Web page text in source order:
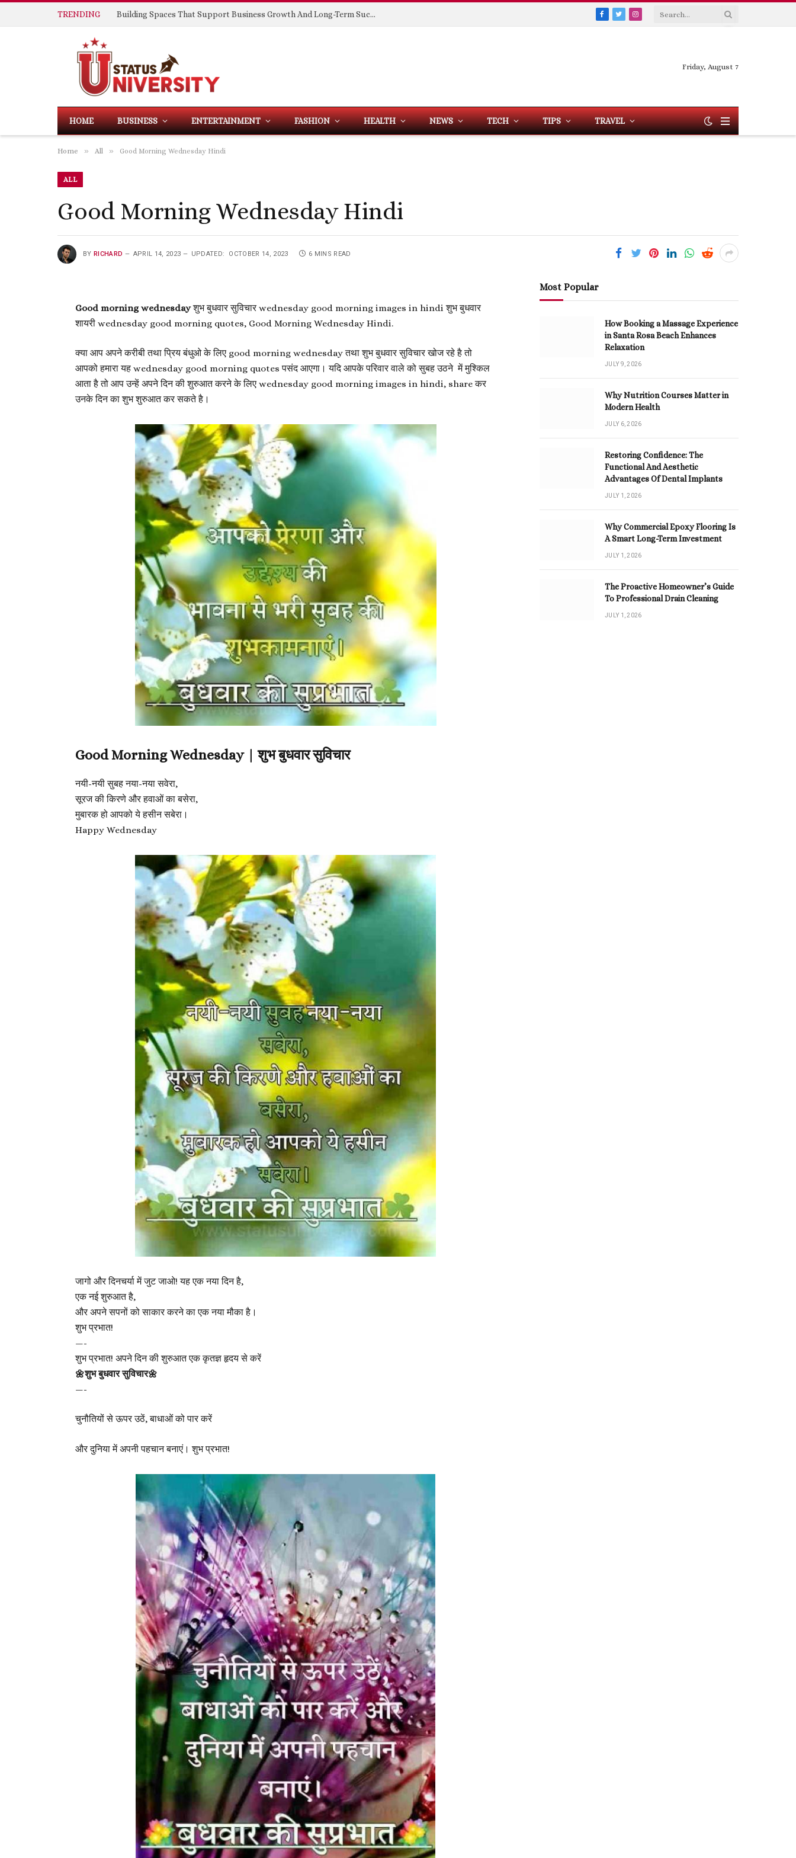
TRENDING Building Spaces That Support Business Growth And Long-Term Success
Facebook
TwitterInstagram
Friday, August 7
HOME BUSINESS ENTERTAINMENT FASHION HEALTH NEWS TECH TIPS TRAVEL
Home » All » Good Morning Wednesday Hindi
ALL
Good Morning Wednesday Hindi
BY RICHARD APRIL 14, 2023 UPDATED: OCTOBER 14, 2023 6 MINS READ
Good morning wednesdayशुभ बुधवार सुविचार wednesday good morning images in hindi शुभ बुधवार
शायरी wednesday good morning quotes, Good Morning Wednesday Hindi.
क्या आप अपने करीबी तथा प्रिय बंधुओ के लिए good morning wednesday तथा शुभ बुधवार सुविचार खोज रहे है तो
आपको हमारा यह wednesday good morning quotes पसंद आएगा। यदि आपके परिवार वाले को सुबह उठने में मुश्किल
आता है तो आप उन्हें अपने दिन की शुरुआत करने के लिए wednesday good morning images in hindi, share कर
उनके दिन का शुभ शुरुआत कर सकते है।
Good Morning Wednesday | शुभ बुधवार सुविचार
नयी-नयी सुबह नया-नया सवेरा,
सूरज की किरणे और हवाओं का बसेरा,
मुबारक हो आपको ये हसीन सबेरा।
Happy Wednesday
जागो और दिनचर्या में जुट जाओ! यह एक नया दिन है,
एक नई शुरुआत है,
और अपने सपनों को साकार करने का एक नया मौका है।
शुभ प्रभात!
—-
शुभ प्रभात! अपने दिन की शुरुआत एक कृतज्ञ हृदय से करें
🌼शुभ बुधवार सुविचार🌼
—-
चुनौतियों से ऊपर उठें, बाधाओं को पार करें
और दुनिया में अपनी पहचान बनाएं। शुभ प्रभात!
Most Popular
How Booking a Massage Experience
in Santa Rosa Beach Enhances
Relaxation
JULY 9, 2026
Why Nutrition Courses Matter in
Modern Health
JULY 6, 2026
Restoring Confidence: The
Functional And Aesthetic
Advantages Of Dental Implants
JULY 1, 2026
Why Commercial Epoxy Flooring Is
A Smart Long-Term Investment
JULY 1, 2026
The Proactive Homeowner’s Guide
To Professional Drain Cleaning
JULY 1, 2026